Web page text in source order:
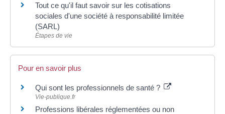
Tout ce qu'il faut savoir sur les cotisations
sociales d'une société à responsabilité limitée
(SARL)
Étapes de vie
Pour en savoir plus
Qui sont les professionnels de santé ?
Vie-publique.fr
Professions libérales réglementées ou non